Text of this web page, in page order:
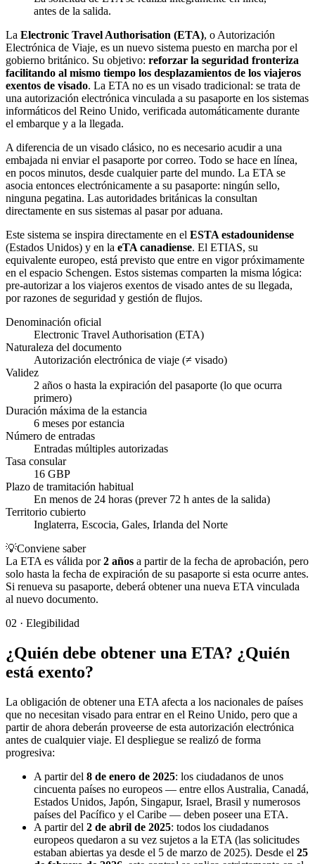
antes de la salida.
La Electronic Travel Authorisation (ETA), o Autorización
Electrónica de Viaje, es un nuevo sistema puesto en marcha por el
gobierno británico. Su objetivo: reforzar la seguridad fronteriza
facilitando al mismo tiempo los desplazamientos de los viajeros
exentos de visado. La ETA no es un visado tradicional: se trata de
una autorización electrónica vinculada a su pasaporte en los sistemas
informáticos del Reino Unido, verificada automáticamente durante
el embarque y a la llegada.
A diferencia de un visado clásico, no es necesario acudir a una
embajada ni enviar el pasaporte por correo. Todo se hace en línea,
en pocos minutos, desde cualquier parte del mundo. La ETA se
asocia entonces electrónicamente a su pasaporte: ningún sello,
ninguna pegatina. Las autoridades británicas la consultan
directamente en sus sistemas al pasar por aduana.
Este sistema se inspira directamente en el ESTA estadounidense
(Estados Unidos) y en la eTA canadiense. El ETIAS, su
equivalente europeo, está previsto que entre en vigor próximamente
en el espacio Schengen. Estos sistemas comparten la misma lógica:
pre-autorizar a los viajeros exentos de visado antes de su llegada,
por razones de seguridad y gestión de flujos.
Denominación oficial
Electronic Travel Authorisation (ETA)
Naturaleza del documento
Autorización electrónica de viaje (≠ visado)
Validez
2 años o hasta la expiración del pasaporte (lo que ocurra
primero)
Duración máxima de la estancia
6 meses por estancia
Número de entradas
Entradas múltiples autorizadas
Tasa consular
16 GBP
Plazo de tramitación habitual
En menos de 24 horas (prever 72 h antes de la salida)
Territorio cubierto
Inglaterra, Escocia, Gales, Irlanda del Norte
💡Conviene saber
La ETA es válida por2 años a partir de la fecha de aprobación, pero
solo hasta la fecha de expiración de su pasaporte si esta ocurre antes.
Si renueva su pasaporte, deberá obtener una nueva ETA vinculada
al nuevo documento.
02 · Elegibilidad
¿Quién debe obtener una ETA? ¿Quién
está exento?
La obligación de obtener una ETA afecta a los nacionales de países
que no necesitan visado para entrar en el Reino Unido, pero que a
partir de ahora deberán proveerse de esta autorización electrónica
antes de cualquier viaje. El despliegue se realizó de forma
progresiva:
A partir del 8 de enero de 2025: los ciudadanos de unos
cincuenta países no europeos — entre ellos Australia, Canadá,
Estados Unidos, Japón, Singapur, Israel, Brasil y numerosos
países del Pacífico y el Caribe — deben poseer una ETA.
A partir del 2 de abril de 2025: todos los ciudadanos
europeos quedaron a su vez sujetos a la ETA (las solicitudes
estaban abiertas ya desde el 5 de marzo de 2025). Desde el 25